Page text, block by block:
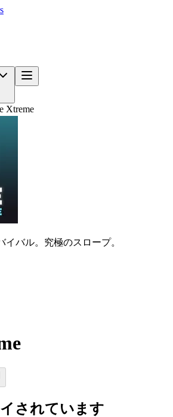
Xtreme
イバル。究極のスロープ。
されています